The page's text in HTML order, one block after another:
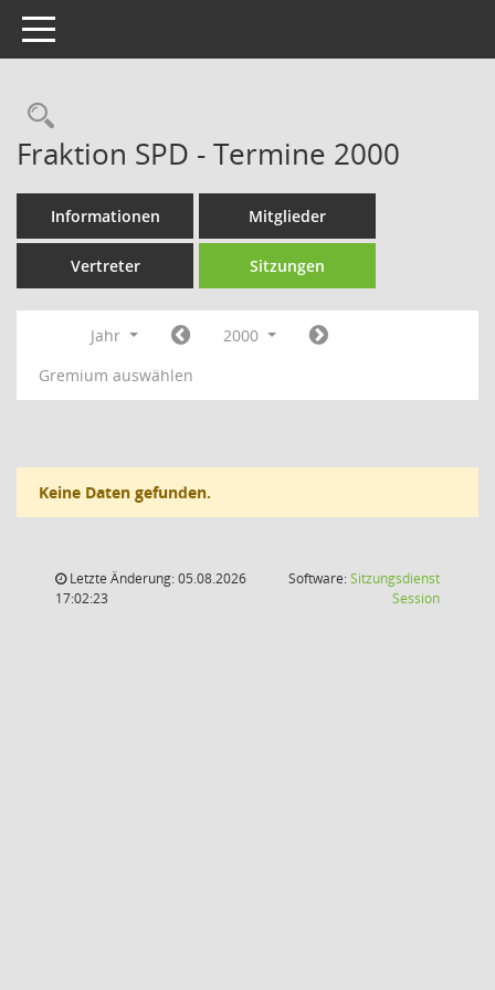
Toggle navigation
Rechercheauswahl
Fraktion SPD - Termine 2000
Informationen Mitglieder
Vertreter Sitzungen
Jahr
2000
Gremium auswählen
Keine Daten gefunden.
Letzte Änderung: 05.08.2026
17:02:23
Software:Sitzungsdienst
Session(Wird in